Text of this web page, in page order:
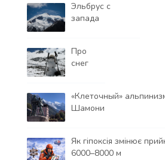
Эльбрус с
запада
Про
снег
«Клеточный»
Шамони
Як гіпоксія змінює
6000–8000 м